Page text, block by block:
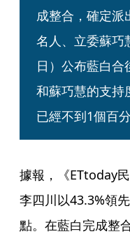
成整合，確定派
名人、立委蘇巧
日）公布藍白合
和蘇巧慧的支持
已經不到1個百分
據報，《ETtoday
李四川以43.3%領
點。在藍白完成整